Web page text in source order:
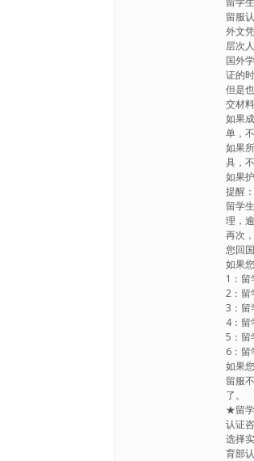
留服
外文
层次
国外
证的
但是
交材
如果
单，
如果
具，
如果
提醒：
留学
理，
再次
您回
如果
1：留
2：留
3：留
4：留
5：留
6：留
如果
留服
了。
★留学
认证
选择
育部